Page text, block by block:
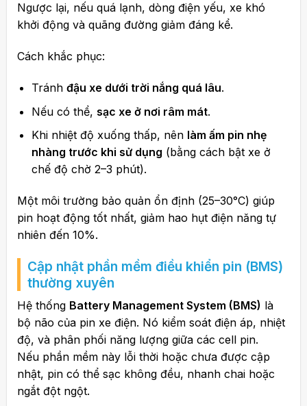
Ngược lại, nếu quá lạnh, dòng điện yếu, xe khó
khởi động và quãng đường giảm đáng kể.
Cách khắc phục:
Tránh đậu xe dưới trời nắng quá lâu.
Nếu có thể, sạc xe ở nơi râm mát.
Khi nhiệt độ xuống thấp, nên làm ấm pin nhẹ
nhàng trước khi sử dụng (bằng cách bật xe ở
chế độ chờ 2–3 phút).
Một môi trường bảo quản ổn định (25–30°C) giúp
pin hoạt động tốt nhất, giảm hao hụt điện năng tự
nhiên đến 10%.
Cập nhật phần mềm điều khiển pin (BMS)
thường xuyên
Hệ thống Battery Management System (BMS) là
bộ não của pin xe điện. Nó kiểm soát điện áp, nhiệt
độ, và phân phối năng lượng giữa các cell pin.
Nếu phần mềm này lỗi thời hoặc chưa được cập
nhật, pin có thể sạc không đều, nhanh chai hoặc
ngắt đột ngột.